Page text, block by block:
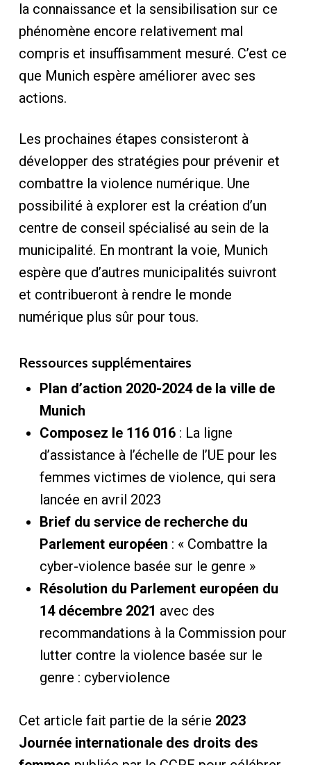
la connaissance et la sensibilisation sur ce
phénomène encore relativement mal
compris et insuffisamment mesuré. C’est ce
que Munich espère améliorer avec ses
actions.
Les prochaines étapes consisteront à
développer des stratégies pour prévenir et
combattre la violence numérique. Une
possibilité à explorer est la création d’un
centre de conseil spécialisé au sein de la
municipalité. En montrant la voie, Munich
espère que d’autres municipalités suivront
et contribueront à rendre le monde
numérique plus sûr pour tous.
Ressources supplémentaires
Plan d’action 2020-2024 de la ville de
Munich
Composez le 116 016: La ligne
d’assistance à l’échelle de l’UE pour les
femmes victimes de violence, qui sera
lancée en avril 2023
Brief du service de recherche du
Parlement européen : « Combattre la
cyber-violence basée sur le genre »
Résolution du Parlement européen du
14 décembre 2021 avec des
recommandations à la Commission pour
lutter contre la violence basée sur le
genre : cyberviolence
Cet article fait partie de la série 2023
Journée internationale des droits des